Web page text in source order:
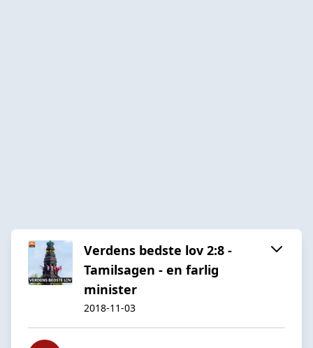
Verdens bedste lov 2:8 -
Tamilsagen - en farlig
minister
2018-11-03